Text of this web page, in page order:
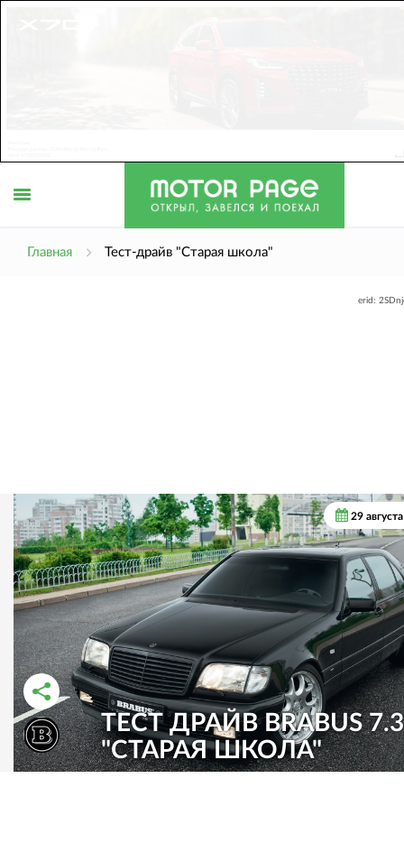
Главная Тест-драйв "Старая школа"
erid:
ТЕСТ ДРАЙВ BRABUS
"СТАРАЯ ШКОЛА"
29
РАССКАЗАТЬ ВО ВКОНТАКТЕ
РАССКАЗАТЬ В ОДНОКЛАССНИКАХ